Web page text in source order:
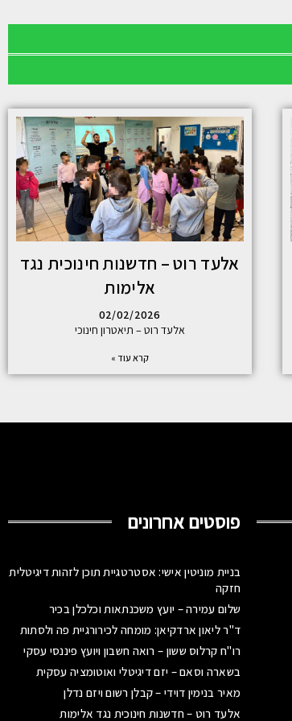
אלעד רוט – חדשנות חינוכית נגד
אלימות
02/02/2026
אלעד רוט – תיאטרון חינוכי
קרא עוד »
פוסטים אחרונים
בניית מוניטין אישי: אסטרטגיית תוכן לזהות דיגיטלית
חזקה
שלום עמירה – יועץ משכנתאות וכלכלן בכיר
ד"ר ליאון ארדקיאן: מומחה לכירורגיית פה ולסתות
רו"ח קרלוס ששון – רואה חשבון ויועץ פיננסי עסקי
בשארה וסאם – יזם דיגיטלי ואוטומציה עסקית
מאיר בנימין דוידי – קבלן רשום ויזם נדלן
אלעד רוט – חדשנות חינוכית נגד אלימות